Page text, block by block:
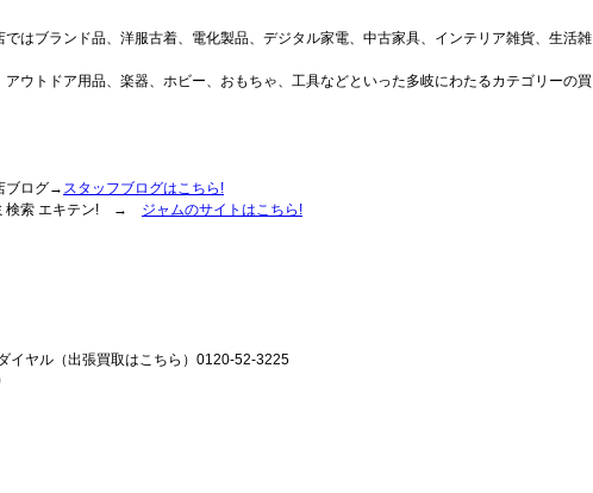
ではブランド品、洋服古着、電化製品、デジタル家電、中古家具、インテリア雑貨、生活雑
ウトドア用品、楽器、ホビー、おもちゃ、工具などといった多岐にわたるカテゴリーの買
ブログ→ スタッフブログはこちら!
ミ検索 エキテン! → ジャムのサイトはこちら!
ヤル（出張買取はこちら）0120-52-3225